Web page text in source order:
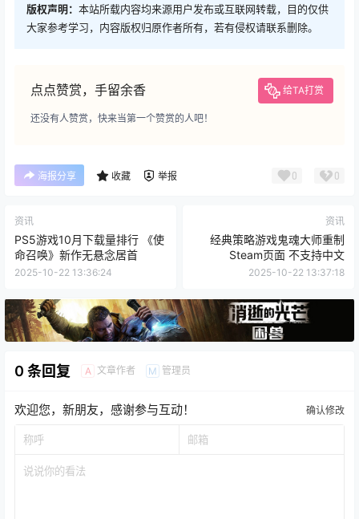
版权声明： 本站所载内容均来源用户发布或互联网转载，目的仅供
大家参考学习，内容版权归原作者所有，若有侵权请联系删除。
点点赞赏，手留余香 给TA打赏
还没有人赞赏，快来当第一个赞赏的人吧！
海报分享 收藏 举报 0 0
资讯
PS5游戏10月下载量排行 《使
命召唤》新作无悬念居首
2025-10-22 13:36:24
资讯
经典策略游戏鬼魂大师重制
Steam页面 不支持中文
2025-10-22 13:37:18
0 条回复 A 文章作者 M 管理员
欢迎您，新朋友，感谢参与互动！ 确认修改